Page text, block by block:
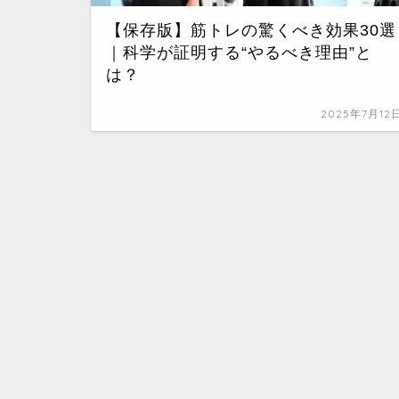
【保存版】筋トレの驚くべき効果30選
｜科学が証明する“やるべき理由”と
は？
2025年7月12